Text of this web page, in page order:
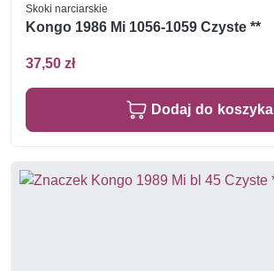
Skoki narciarskie
Kongo 1986 Mi 1056-1059 Czyste **
37,50 zł
Dodaj do koszyka